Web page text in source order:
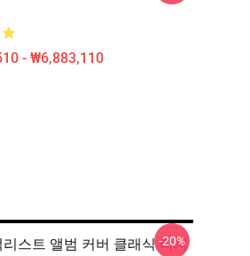
- ₩6,883,110
스트 앨범 커버 클래식 티셔
-20%